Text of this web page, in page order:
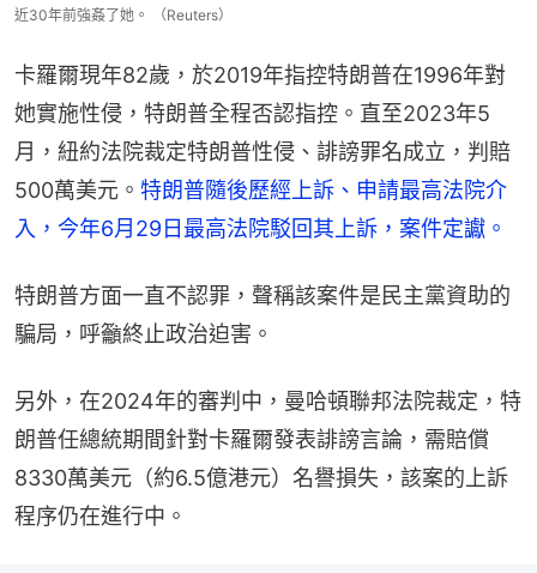
近30年前強姦了她。 （Reuters）
卡羅爾現年82歲，於2019年指控特朗普在1996年對
她實施性侵，特朗普全程否認指控。直至2023年5
月，紐約法院裁定特朗普性侵、誹謗罪名成立，判賠
500萬美元。 特朗普隨後歷經上訴、申請最高法院介
入，今年6月29日最高法院駁回其上訴，案件定讞。
特朗普方面一直不認罪，聲稱該案件是民主黨資助的
騙局，呼籲終止政治迫害。
另外，在2024年的審判中，曼哈頓聯邦法院裁定，特
朗普任總統期間針對卡羅爾發表誹謗言論，需賠償
8330萬美元（約6.5億港元）名譽損失，該案的上訴
程序仍在進行中。